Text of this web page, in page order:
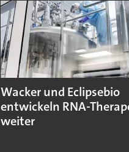
Wacker und Eclipsebio
entwickeln RNA-
weiter